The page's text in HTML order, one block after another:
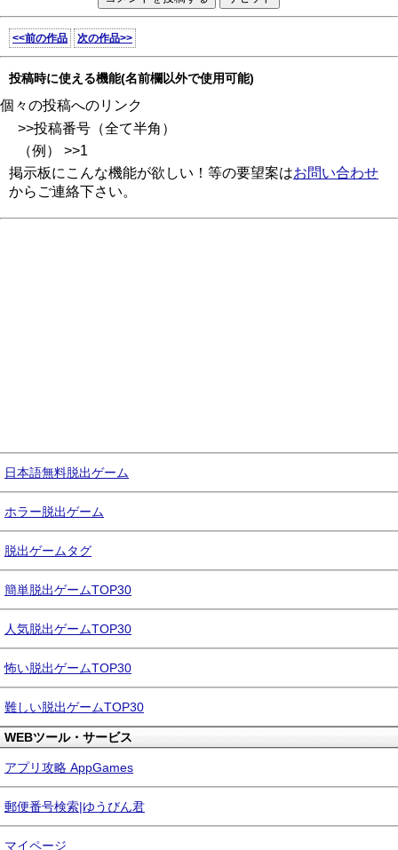
<<前の作品 次の作品>>
投稿時に使える機能(名前欄以外で使用可能)
個々の投稿へのリンク
>>投稿番号（全て半角）
（例） >>1
掲示板にこんな機能が欲しい！等の要望案はお問い合わせ
からご連絡下さい。
日本語無料脱出ゲーム
ホラー脱出ゲーム
脱出ゲームタグ
簡単脱出ゲームTOP30
人気脱出ゲームTOP30
怖い脱出ゲームTOP30
難しい脱出ゲームTOP30
WEBツール・サービス
アプリ攻略 AppGames
郵便番号検索|ゆうびん君
マイページ